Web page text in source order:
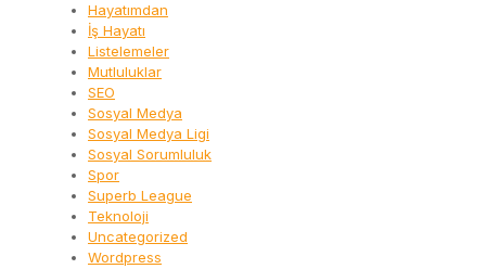
Hayatımdan
İş Hayatı
Listelemeler
Mutluluklar
SEO
Sosyal Medya
Sosyal Medya Ligi
Sosyal Sorumluluk
Spor
Superb League
Teknoloji
Uncategorized
Wordpress